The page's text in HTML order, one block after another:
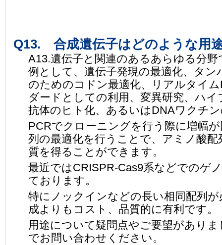
Q13. 合成遺伝子はどのような用
A13.遺伝子と関連のあるあらゆる分
例として、遺伝子発現の最適化、タ
のためのコドン最適化、リアルタイ
ダードとしての利用、変異研究、ハ
抗体のヒト化、あるいはDNAワクチ
PCRでクローニングを行う際に増幅
列の最適化を行うことで、アミノ酸
質を得ることができます。
最近ではCRISPR-Cas9系などでのゲ
ております。
特にノックインなどの長い相同配列
成よりもコスト、品質的に有利です。
用途について疑問点やご要望があり
でお問い合わせください。